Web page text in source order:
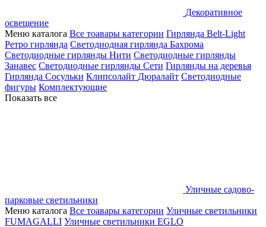
Декоративное
освещение
Меню каталога Все тоавары категории Гирлянда Belt-Light
Ретро гирлянда Светодиодная гирлянда Бахрома
Светодиодные гирлянды Нити Светодиодные гирлянды
Занавес Светодиодные гирлянды Сети Гирлянды на деревья
Гирлянда Сосульки Клипсолайт Дюралайт Светодиодные
фигуры Комплектующие
Показать все
Уличные садово-
парковые светильники
Меню каталога Все тоавары категории Уличные светильники
FUMAGALLI Уличные светильники EGLO